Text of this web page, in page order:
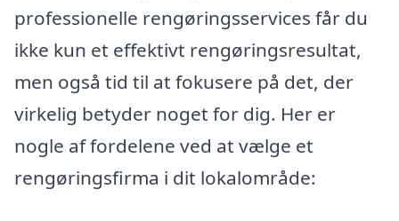
professionelle rengøringsservices får du
ikke kun et effektivt rengøringsresultat,
men også tid til at fokusere på det, der
virkelig betyder noget for dig. Her er
nogle af fordelene ved at vælge et
rengøringsfirma i dit lokalområde: